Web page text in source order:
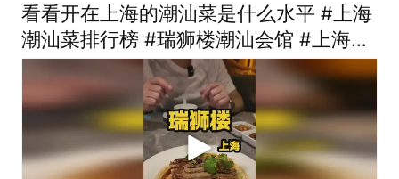
看看开在上海的潮汕菜是什么水平 #上海
潮汕菜排行榜 #瑞狮楼潮汕会馆 #上海探
店